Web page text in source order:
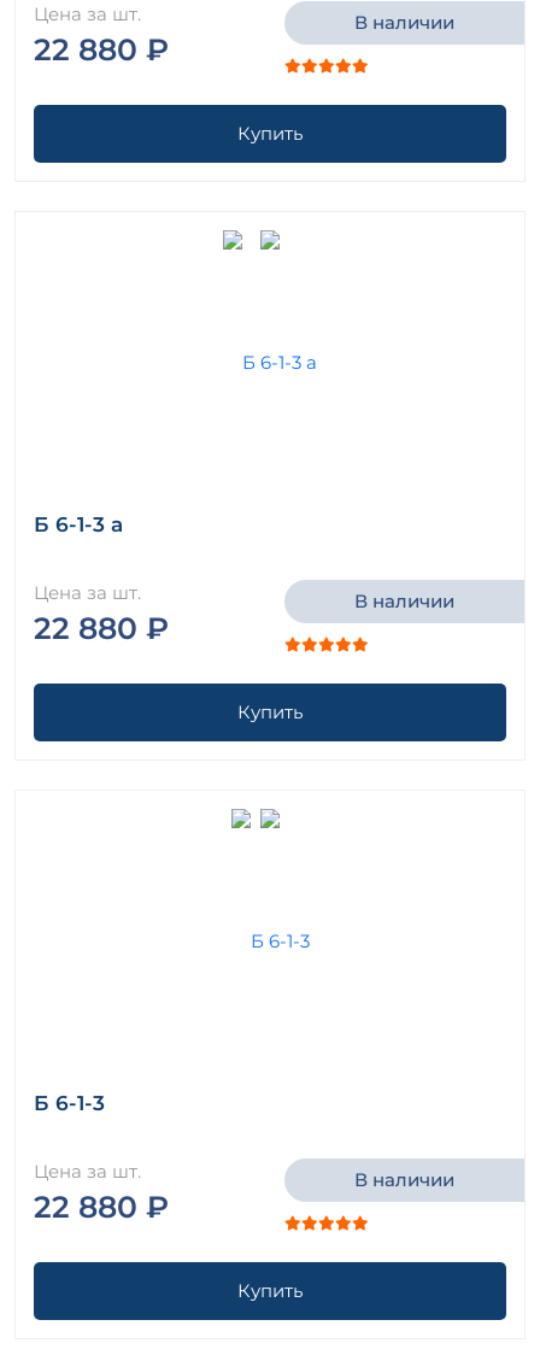
Цена за шт.
22 880 ₽
В наличии
Купить
Б 6-1-3 а
Цена за шт.
22 880 ₽
В наличии
Купить
Б 6-1-3
Цена за шт.
22 880 ₽
В наличии
Купить